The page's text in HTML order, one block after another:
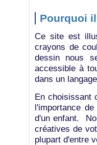
Pourquoi
Ce site est
crayons de
dessin nous
accessible à
dans un
En choisissant
l'importance
d'un enfant.
créatives de
plupart d'entre